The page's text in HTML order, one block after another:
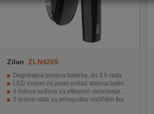
Zilan ZLN4265
Dugotrajna punjiva baterija, do 3 h rada
LED zaslon za jasan prikaz statusa baterije i rada
6 listova noževa za efikasno uklanjanje mucica i nabora
2 brzine rada za prilagodbu različitim tkaninama